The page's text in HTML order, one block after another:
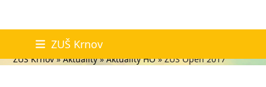
content
ZUŠ Krnov
Aktuality
ZUŠ Krnov»Aktuality»Aktuality HO»ZUŠ Open 2017